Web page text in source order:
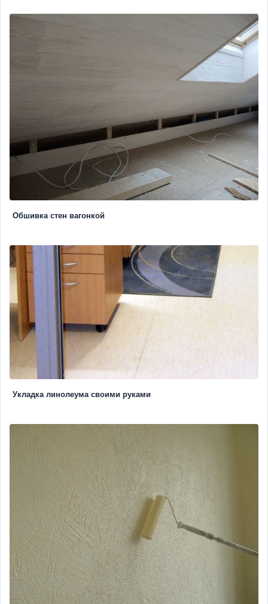
Обшивка стен вагонкой
Укладка линолеума своими руками